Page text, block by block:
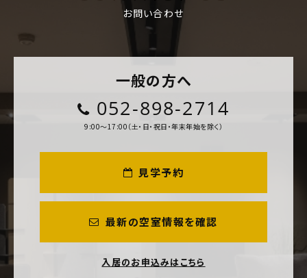
お問い合わせ
一般の方へ
052-898-2714
9:00～17:00（土・日・祝日・年末年始を除く）
見学予約
最新の空室情報を確認
入居のお申込みはこちら